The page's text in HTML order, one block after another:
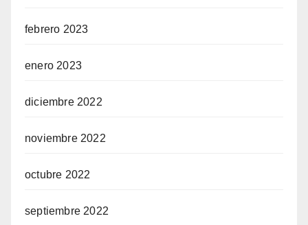
febrero 2023
enero 2023
diciembre 2022
noviembre 2022
octubre 2022
septiembre 2022